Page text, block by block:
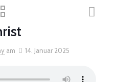
am 14. Januar 2025